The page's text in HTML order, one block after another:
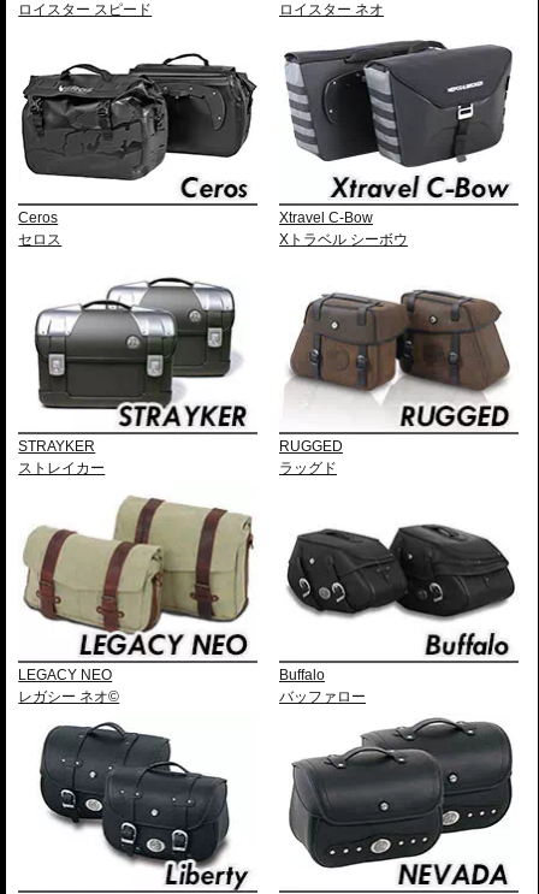
ロイスター スピード
ロイスター ネオ
Ceros
セロス
Xtravel C-Bow
Xトラベル シーボウ
STRAYKER
ストレイカー
RUGGED
ラッグド
LEGACY NEO
レガシー ネオ©
Buffalo
バッファロー